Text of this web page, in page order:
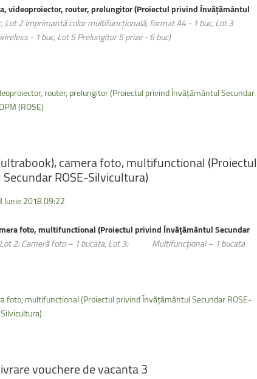
videoproiector, router, prelungitor (Proiectul privind Învățământul
Lot 2 Imprimantă color multifuncțională, format A4 - 1 buc, Lot 3
- 1 buc, Lot 5 Prelungitor 5 prize - 6 buc)
router, prelungitor (Proiectul privind Învățământul Secundar
DPM (ROSE)
camerafoto,multifunctional (Proiectul
SecundarROSE-Silvicultura)
Iunie 2018 09:22
foto, multifunctional (Proiectul privind Învățământul Secundar
Lot 2: Cameră foto – 1 bucata, Lot 3: Multifuncţional – 1 bucata
foto, multifunctional (Proiectul privind Învățământul Secundar ROSE-
Silvicultura)
voucheredevacanta3